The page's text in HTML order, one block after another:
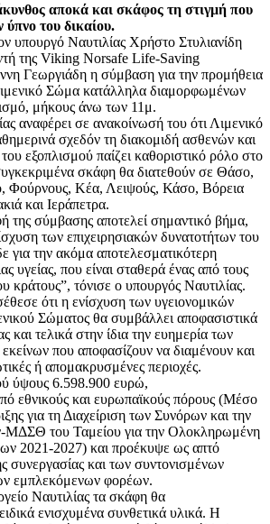
αποκά και σκάφος τη στιγμή που
ύπνο του δικαίου.
υπουργό Ναυτιλίας Χρήστο Στυλιανίδη
της Viking Norsafe Life-Saving
Γεωργιάδη η σύμβαση για την προμήθεια
Σώμα κατάλληλα διαμορφωμένων
μήκους άνω των 11μ.
αναφέρει σε ανακοίνωσή του ότι Λιμενικό
σχεδόν τη διακομιδή ασθενών και
εξοπλισμού παίζει καθοριστικό ρόλο στο
σκάφη θα διατεθούν σε Θάσο,
Φούρνους, Κέα, Λειψούς, Κάσο, Βόρεια
και Ιεράπετρα.
της σύμβασης αποτελεί σημαντικό βήμα,
των επιχειρησιακών δυνατοτήτων του
για την ακόμα αποτελεσματικότερη
υγείας, που είναι σταθερά ένας από τους
κράτους”, τόνισε ο υπουργός Ναυτιλίας.
ότι η ενίσχυση των υγειονομικών
Σώματος θα συμβάλλει αποφασιστικά
και τελικά στην ίδια την ευημερία των
που αποφασίζουν να διαμένουν και
ή απομακρυσμένες περιοχές.
ύψους 6.598.900 ευρώ,
εθνικούς και ευρωπαϊκούς πόρους (Μέσο
για τη Διαχείριση των Συνόρων και την
ΜΔΣΘ του Ταμείου για την Ολοκληρωμένη
2021-2027) και προέκυψε ως απτό
συνεργασίας και των συντονισμένων
εμπλεκόμενων φορέων.
Ναυτιλίας τα σκάφη θα
ενισχυμένα συνθετικά υλικά. Η